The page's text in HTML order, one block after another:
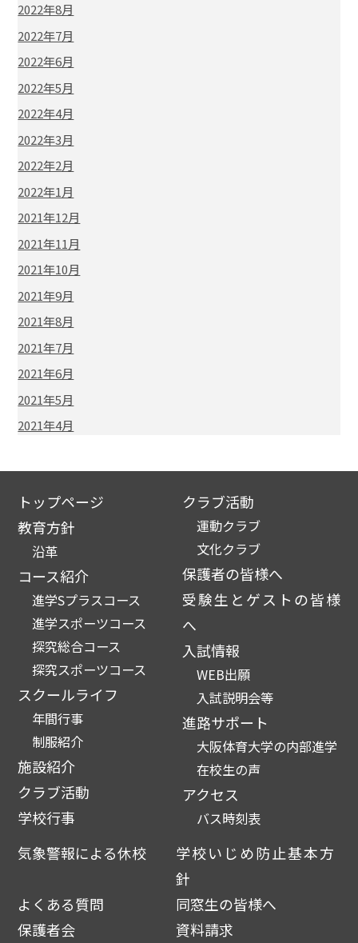
2022年8月
2022年7月
2022年6月
2022年5月
2022年4月
2022年3月
2022年2月
2022年1月
2021年12月
2021年11月
2021年10月
2021年9月
2021年8月
2021年7月
2021年6月
2021年5月
2021年4月
トップページ
教育方針
沿革
コース紹介
進学Sプラスコース
進学スポーツコース
探究総合コース
探究スポーツコース
スクールライフ
年間行事
制服紹介
施設紹介
クラブ活動
学校行事
クラブ活動
運動クラブ
文化クラブ
保護者の皆様へ
受験生とゲストの皆様
へ
入試情報
WEB出願
入試説明会等
進路サポート
大阪体育大学の内部進学
在校生の声
アクセス
バス時刻表
気象警報による休校
学校いじめ防止基本方
針
よくある質問
同窓生の皆様へ
保護者会
資料請求